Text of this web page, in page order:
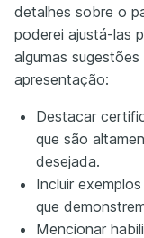
detalhes sobre o
poderei ajustá-las
algumas
apresentação:
Destacar
que são
desejada.
Incluir
que
Mencionar